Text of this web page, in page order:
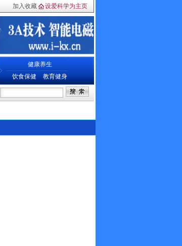
加入收藏 设爱科学为主页
健康养生
饮食保健
教育健身